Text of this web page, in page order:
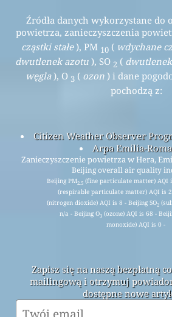
Źródła danych wykorzystane do
powietrza, zanieczyszczenia
cząstki stałe), PM 10( wdychane
dwutlenek azotu ), SO 2 (
węgla), O 3 ( ozon ) i dane
pochodzą z:
Citizen Weather Observer
Arpa Emilia-
Zanieczyszczenie powietrza w Hera,
Beijing overall air quality
Beijing PM2.5 (fine particulate matter) AQI
(respirable particulate matter) AQI is
(nitrogen dioxide) AQI is 8 - Beijing SO2
n/a - Beijing O3 (ozone) AQI is 68 -
monoxide) AQI is 0 -
Zapisz się na naszą bezpłatną
mailingową i otrzymuj
dostępne nowe